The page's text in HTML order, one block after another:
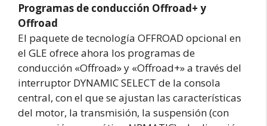
Programas de conducción Offroad+ y
Offroad
El paquete de tecnología OFFROAD opcional en
el GLE ofrece ahora los programas de
conducción «Offroad» y «Offroad+» a través del
interruptor DYNAMIC SELECT de la consola
central, con el que se ajustan las características
del motor, la transmisión, la suspensión (con